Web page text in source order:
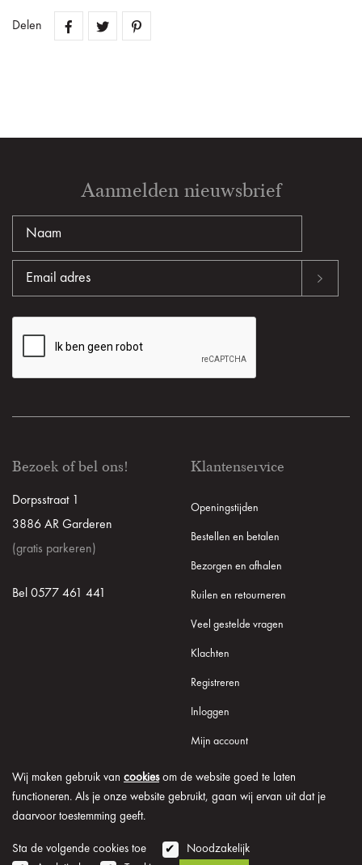
Wij maken gebruik van cookiesom de website goed te laten
functioneren. Als je onze website gebruikt, gaan wij ervan uit dat je
daarvoor toestemming geeft.
Sta de volgende cookies toe
Noodzakelijk
Delen
Aanmelden nieuwsbrief
Bezoek of bel ons!
Dorpsstraat 1
3886 AR Garderen
(gratis parkeren)
Bel 0577 461 441
Klantenservice
Openingstijden
Bestellen en betalen
Bezorgen en afhalen
Ruilen en retourneren
Veel gestelde vragen
Klachten
Registreren
Inloggen
Mijn account
© 2026 Onder de Lindeboom